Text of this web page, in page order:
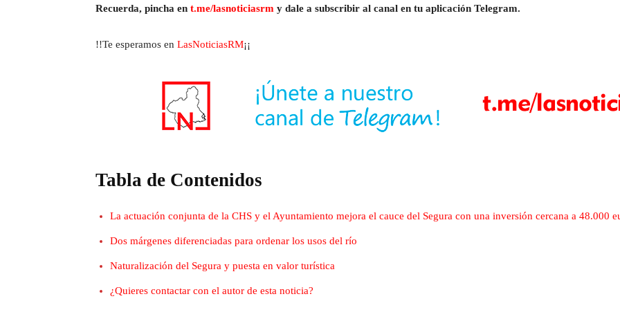
Recuerda, pincha en t.me/lasnoticiasrm y dale a subscribir al canal en tu aplicación Telegram.
!!Te esperamos en LasNoticiasRM¡¡
Tabla de Contenidos
La actuación conjunta de la CHS y el Ayuntamiento mejora el cauce del Segura con una inversión cercana a 48.000
Dos márgenes diferenciadas para ordenar los usos del río
Naturalización del Segura y puesta en valor turística
¿Quieres contactar con el autor de esta noticia?